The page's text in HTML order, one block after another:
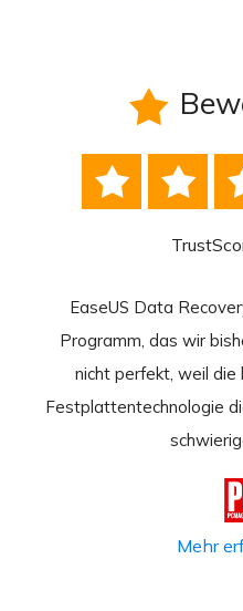

 
EaseUS Data
Programm, das wir
nicht perfekt, weil
Festplattentechnologie
Mehr